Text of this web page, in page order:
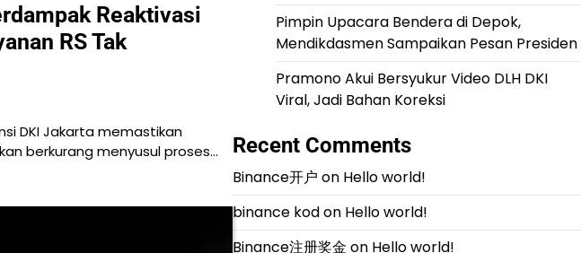
Reaktivasi
RS Tak
DKI Jakarta memastikan
berkurang menyusul proses…
Pimpin Upacara Bendera di Depok,
Mendikdasmen Sampaikan Pesan Presiden
Pramono Akui Bersyukur Video DLH DKI
Viral, Jadi Bahan Koreksi
Recent Comments
Binance开户 on Hello world!
binance kodon Hello world!
Binance注册奖金 on Hello world!